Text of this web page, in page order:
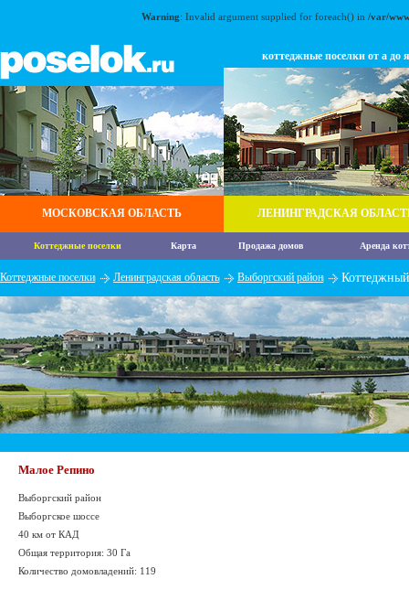
Warning: Invalid argument supplied for foreach() in /var/
МОСКОВСКАЯ ОБЛАСТЬ
коттеджные поселки от а до я
ЛЕНИНГРАДСКАЯ
Коттеджные поселки Карта Продажа домов Аренда
Коттеджные поселки Ленинградская область Выборгский район
Малое Репино
Выборгский район
Выборгское шоссе
40 км от КАД
Общая территория: 30 Га
Количество домовладений: 119